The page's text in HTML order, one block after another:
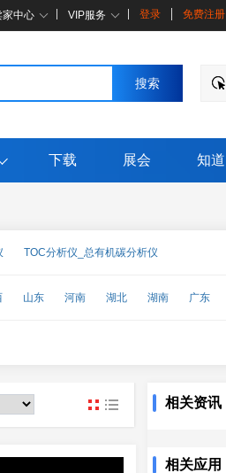
家中心 VIP服务 登录 免费注册
下载 展会 知道
TOC分析仪_总有机碳分析仪
仪（红外测油仪_荧光测油仪）
山东 河南 湖北 湖南 广东
相关资讯
相关应用
企点客服
企点营销